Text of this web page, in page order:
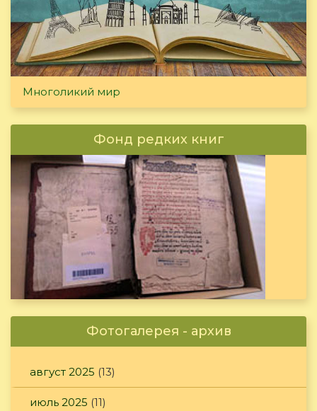
Многоликий мир
Фонд редких книг
Фотогалерея - архив
август 2025 (13)
июль 2025 (11)